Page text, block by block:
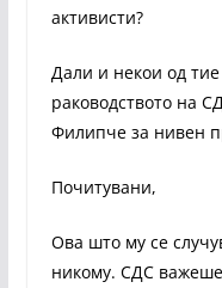
активисти?
Дали и некои од тие
раководството на
Филипче за нивен
Почитувани,
Ова што му се
никому. СДС важеше